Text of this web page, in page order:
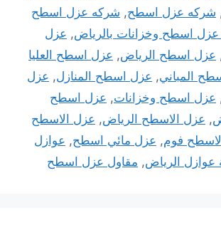
شركه عزل اسطح, شركه عزل اسطح
اسطح وخزانات بالرياض, عزل
عزل اسطح الرياض, عزل اسطح العليا
المباني, عزل اسطح المنازل, عزل
عزل اسطح وخزانات, عزل اسطح
, عزل الاسطح الرياض, عزل الاسطح
فوم, عزل مائي اسطح, عوازل
الرياض, مقاول عزل اسطح